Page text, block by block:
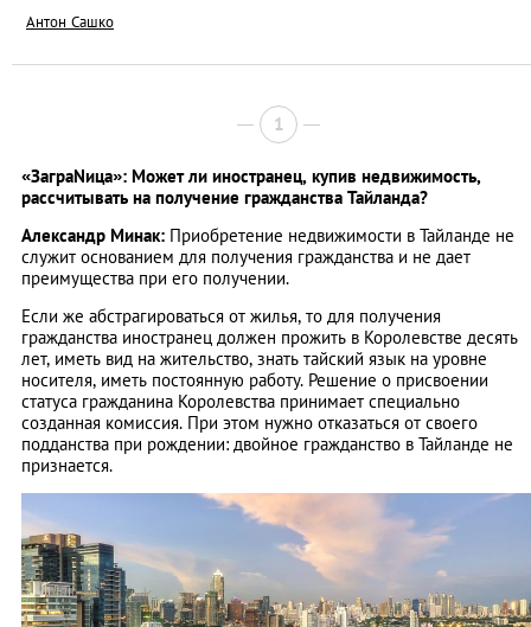
Антон Сашко
1
«ЗаграNица»: Может ли иностранец, купив недвижимость,
рассчитывать на получение гражданства Тайланда?
Александр Минак: Приобретение недвижимости в Тайланде не
служит основанием для получения гражданства и не дает
преимущества при его получении.
Если же абстрагироваться от жилья, то для получения
гражданства иностранец должен прожить в Королевстве десять
лет, иметь вид на жительство, знать тайский язык на уровне
носителя, иметь постоянную работу. Решение о присвоении
статуса гражданина Королевства принимает специально
созданная комиссия. При этом нужно отказаться от своего
подданства при рождении: двойное гражданство в Тайланде не
признается.